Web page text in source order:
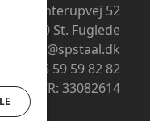
Flinterupvej 52
4480 St. Fuglede
info@spstaal.dk
+45 59 59 82 82
CVR: 33082614